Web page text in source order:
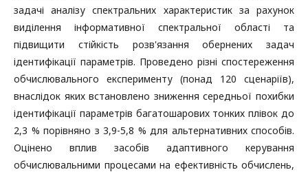
задачі аналізу спектральних характеристик за рахунок
виділення інформативної спектральної області та
підвищити стійкість розв'язання обернених задач
ідентифікації параметрів. Проведено різні спостереження
обчислювального експерименту (понад 120 сценаріїв),
внаслідок яких встановлено зниження середньої похибки
ідентифікації параметрів багатошарових тонких плівок до
2,3 % порівняно з 3,9-5,8 % для альтернативних способів.
Оцінено вплив засобів адаптивного керування
обчислювальними процесами на ефективність обчислень,